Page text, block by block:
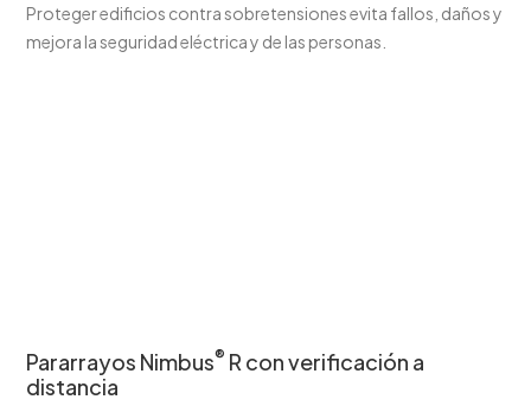
Proteger edificios contra sobretensiones evita fallos, daños y
mejora la seguridad eléctrica y de las personas.
Pararrayos Nimbus® R con verificación a
distancia